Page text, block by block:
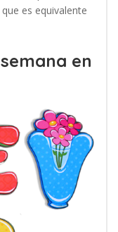
es equivalente
en